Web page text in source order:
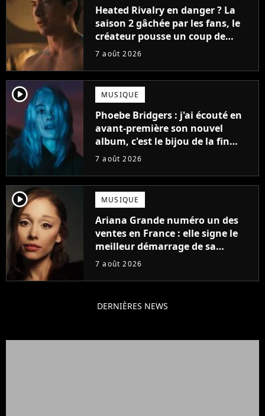
Heated Rivalry en danger ? La
saison 2 gâchée par les fans, le
créateur pousse un coup de
gueule
7 août 2026
player2 MUSIQUE
Phoebe Bridgers : j'ai écouté en
avant-première son nouvel
album, c'est le bijou de la fin
d'été
7 août 2026
player2 MUSIQUE
Ariana Grande numéro un des
ventes en France : elle signe le
meilleur démarrage de sa
carrière avec son album Petal
7 août 2026
DERNIÈRES NEWS